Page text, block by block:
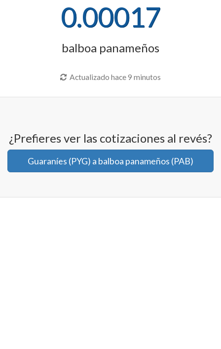
0.00017
balboa panameños
Actualizado hace 9 minutos
¿Prefieres ver las cotizaciones al revés?
Guaraníes (PYG) a balboa panameños (PAB)